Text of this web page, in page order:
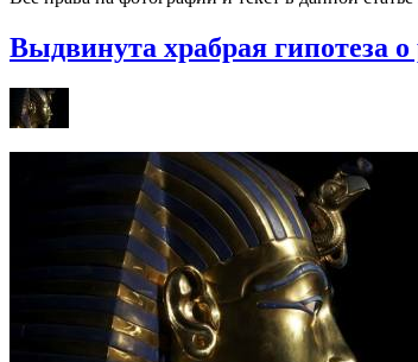
Выдвинута храбрая гипотеза